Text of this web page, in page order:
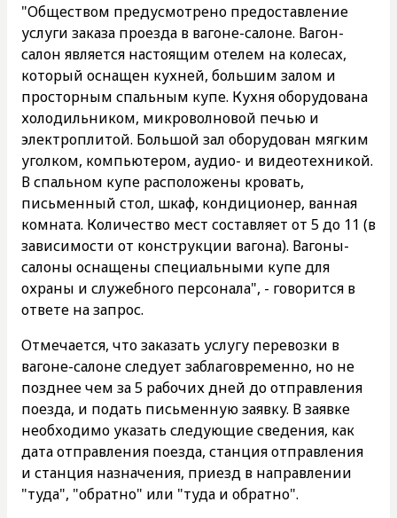
"Обществом предусмотрено предоставление
услуги заказа проезда в вагоне-салоне. Вагон-
салон является настоящим отелем на колесах,
который оснащен кухней, большим залом и
просторным спальным купе. Кухня оборудована
холодильником, микроволновой печью и
электроплитой. Большой зал оборудован мягким
уголком, компьютером, аудио- и видеотехникой.
В спальном купе расположены кровать,
письменный стол, шкаф, кондиционер, ванная
комната. Количество мест составляет от 5 до 11 (в
зависимости от конструкции вагона). Вагоны-
салоны оснащены специальными купе для
охраны и служебного персонала", - говорится в
ответе на запрос.
Отмечается, что заказать услугу перевозки в
вагоне-салоне следует заблаговременно, но не
позднее чем за 5 рабочих дней до отправления
поезда, и подать письменную заявку. В заявке
необходимо указать следующие сведения, как
дата отправления поезда, станция отправления
и станция назначения, приезд в направлении
"туда", "обратно" или "туда и обратно".